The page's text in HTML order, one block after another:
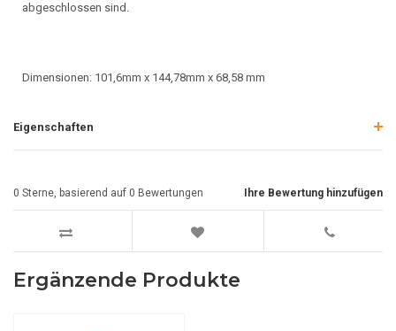
abgeschlossen sind.
Dimensionen: 101,6mm x 144,78mm x 68,58 mm
Eigenschaften
Ihre Bewertung hinzufügen
0 Sterne, basierend auf 0 Bewertungen
Ergänzende Produkte